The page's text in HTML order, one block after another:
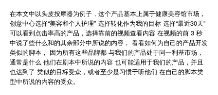
在本文中以头皮按摩器为例子，这个产品基本上属于健康美容馆市场，
创意中心选择“美容和个人护理” 选择转化作为我的目标 选择“最近30天”
可以看到点击率高的产品，选择靠前的视频查看内容 在视频的前 3 秒
中说了些什么和的其余部分中所说的内容， 看看如何为自己的产品开发
类似的脚本， 因为所有这些品牌都 与我们的产品处于同一利基市场，
通常是什么 他们在剧本中所说的内容 也可能适用于我们的产品，并且
也达到了 类似的目标受众，或者至少是习惯于听他们 在自己的脚本类
型中所说的内容的受众。